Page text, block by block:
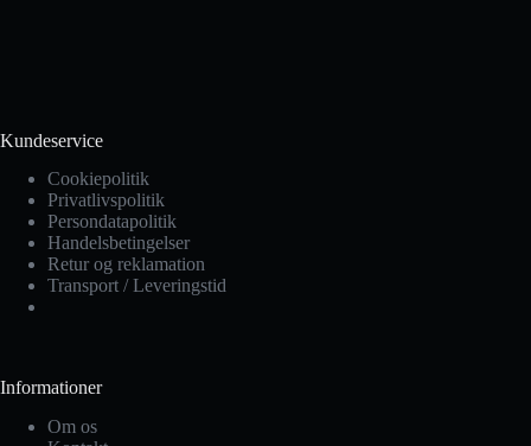
Kundeservice
Cookiepolitik
Privatlivspolitik
Persondatapolitik
Handelsbetingelser
Retur og reklamation
Transport / Leveringstid
Informationer
Om os